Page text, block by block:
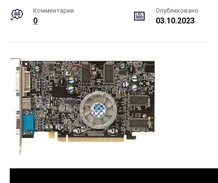
Комментарии
0
Опубликовано
03.10.2023